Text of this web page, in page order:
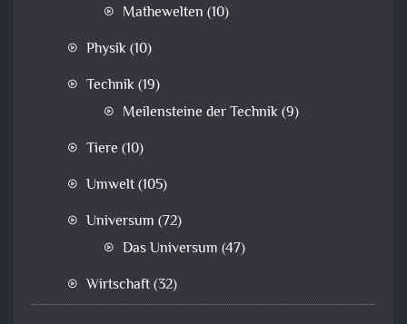
Mathewelten (10)
Physik(10)
Technik(19)
Meilensteine der Technik(9)
Tiere (10)
Umwelt(105)
Universum (72)
Das Universum (47)
Wirtschaft(32)